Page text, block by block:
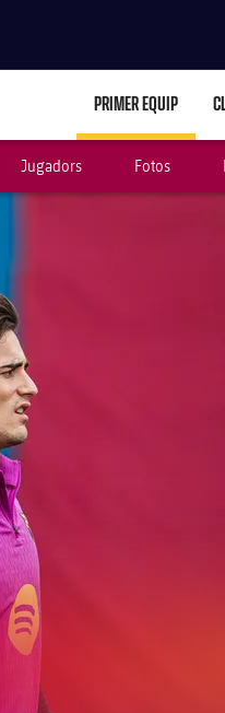
PRIMER EQUIP
Jugadors Fotos